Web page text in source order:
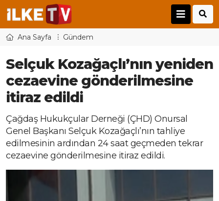
Ana Sayfa Gündem
Selçuk Kozağaçlı’nın yeniden
cezaevine gönderilmesine
itiraz edildi
Çağdaş Hukukçular Derneği (ÇHD) Onursal
Genel Başkanı Selçuk Kozağaçlı’nın tahliye
edilmesinin ardından 24 saat geçmeden tekrar
cezaevine gönderilmesine itiraz edildi.